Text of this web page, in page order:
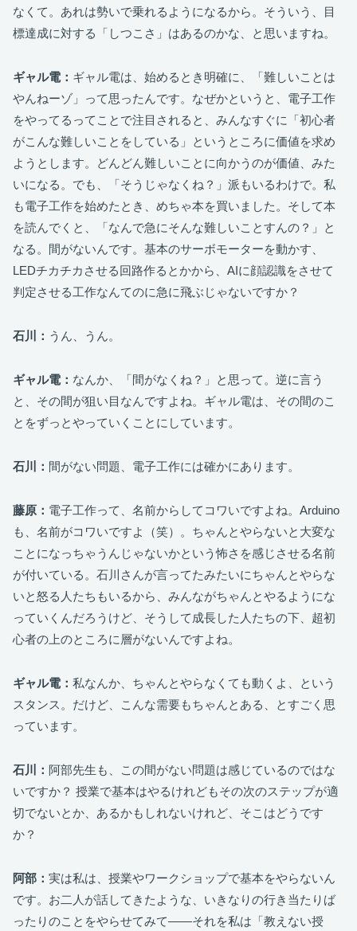
なくて。あれは勢いで乗れるようになるから。そういう、目
標達成に対する「しつこさ」はあるのかな、と思いますね。
ギャル電： ギャル電は、始めるとき明確に、「難しいことは
やんねーゾ」って思ったんです。なぜかというと、電子工作
をやってるってことで注目されると、みんなすぐに「初心者
がこんな難しいことをしている」というところに価値を求め
ようとします。どんどん難しいことに向かうのが価値、みた
いになる。でも、「そうじゃなくね？」派もいるわけで。私
も電子工作を始めたとき、めちゃ本を買いました。そして本
を読んでくと、「なんで急にそんな難しいことすんの？」と
なる。間がないんです。基本のサーボモーターを動かす、
LEDチカチカさせる回路作るとかから、AIに顔認識をさせて
判定させる工作なんてのに急に飛ぶじゃないですか？
石川： うん、うん。
ギャル電： なんか、「間がなくね？」と思って。逆に言う
と、その間が狙い目なんですよね。ギャル電は、その間のこ
とをずっとやっていくことにしています。
石川： 間がない問題、電子工作には確かにあります。
藤原： 電子工作って、名前からしてコワいですよね。Arduino
も、名前がコワいですよ（笑）。ちゃんとやらないと大変な
ことになっちゃうんじゃないかという怖さを感じさせる名前
が付いている。石川さんが言ってたみたいにちゃんとやらな
いと怒る人たちもいるから、みんながちゃんとやるようにな
っていくんだろうけど、そうして成長した人たちの下、超初
心者の上のところに層がないんですよね。
ギャル電： 私なんか、ちゃんとやらなくても動くよ、という
スタンス。だけど、こんな需要もちゃんとある、とすごく思
っています。
石川： 阿部先生も、この間がない問題は感じているのではな
いですか？ 授業で基本はやるけれどもその次のステップが適
切でないとか、あるかもしれないけれど、そこはどうです
か？
阿部： 実は私は、授業やワークショップで基本をやらないん
です。お二人が話してきたような、いきなりの行き当たりば
ったりのことをやらせてみて――それを私は「教えない授